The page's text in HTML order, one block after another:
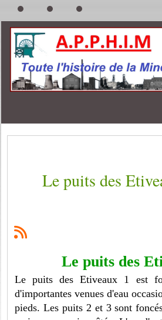
Le puits des
Le puits des
Le puits des Etiveaux 1 est
d'importantes venues d'eau
pieds. Les puits 2 et 3 sont